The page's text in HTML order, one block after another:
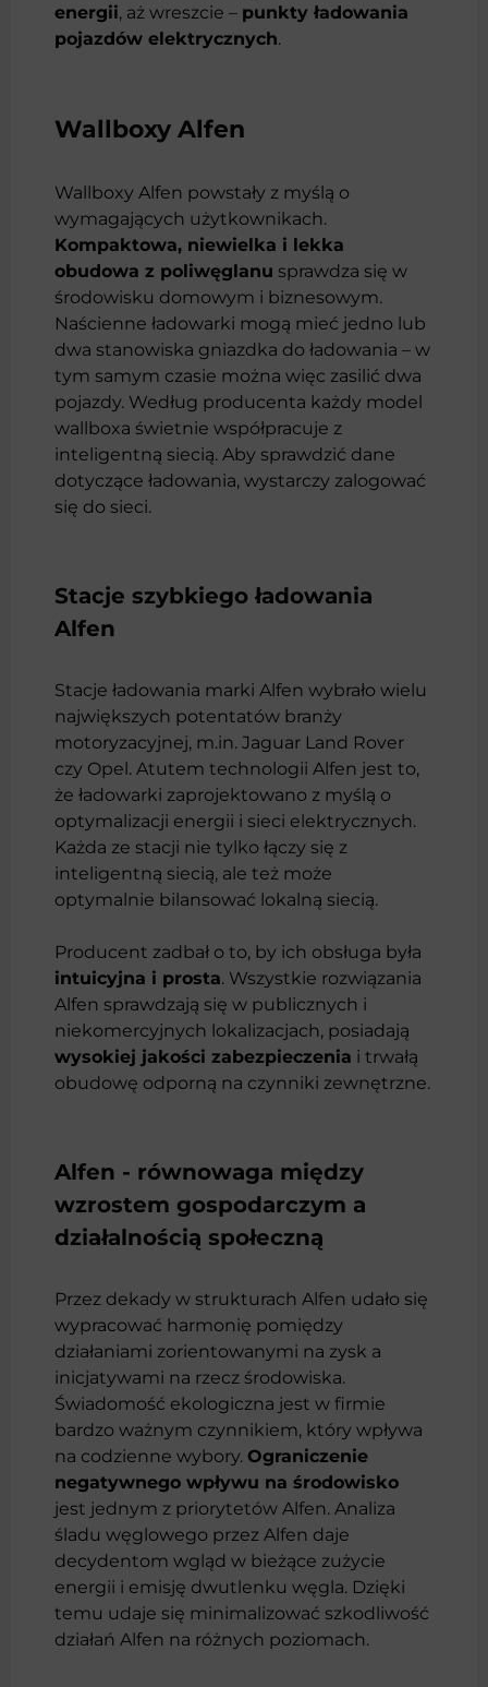
energii, aż wreszcie – punkty ładowania
pojazdów elektrycznych.
Wallboxy Alfen
Wallboxy Alfen powstały z myślą o
wymagających użytkownikach.
Kompaktowa, niewielka i lekka
obudowa z poliwęglanu sprawdza się w
środowisku domowym i biznesowym.
Naścienne ładowarki mogą mieć jedno lub
dwa stanowiska gniazdka do ładowania – w
tym samym czasie można więc zasilić dwa
pojazdy. Według producenta każdy model
wallboxa świetnie współpracuje z
inteligentną siecią. Aby sprawdzić dane
dotyczące ładowania, wystarczy zalogować
się do sieci.
Stacje szybkiego ładowania
Alfen
Stacje ładowania marki Alfen wybrało wielu
największych potentatów branży
motoryzacyjnej, m.in. Jaguar Land Rover
czy Opel. Atutem technologii Alfen jest to,
że ładowarki zaprojektowano z myślą o
optymalizacji energii i sieci elektrycznych.
Każda ze stacji nie tylko łączy się z
inteligentną siecią, ale też może
optymalnie bilansować lokalną siecią.
Producent zadbał o to, by ich obsługa była
intuicyjna i prosta. Wszystkie rozwiązania
Alfen sprawdzają się w publicznych i
niekomercyjnych lokalizacjach, posiadają
wysokiej jakości zabezpieczenia i trwałą
obudowę odporną na czynniki zewnętrzne.
Alfen - równowaga między
wzrostem gospodarczym a
działalnością społeczną
Przez dekady w strukturach Alfen udało się
wypracować harmonię pomiędzy
działaniami zorientowanymi na zysk a
inicjatywami na rzecz środowiska.
Świadomość ekologiczna jest w firmie
bardzo ważnym czynnikiem, który wpływa
na codzienne wybory. Ograniczenie
negatywnego wpływu na środowisko
jest jednym z priorytetów Alfen. Analiza
śladu węglowego przez Alfen daje
decydentom wgląd w bieżące zużycie
energii i emisję dwutlenku węgla. Dzięki
temu udaje się minimalizować szkodliwość
działań Alfen na różnych poziomach.